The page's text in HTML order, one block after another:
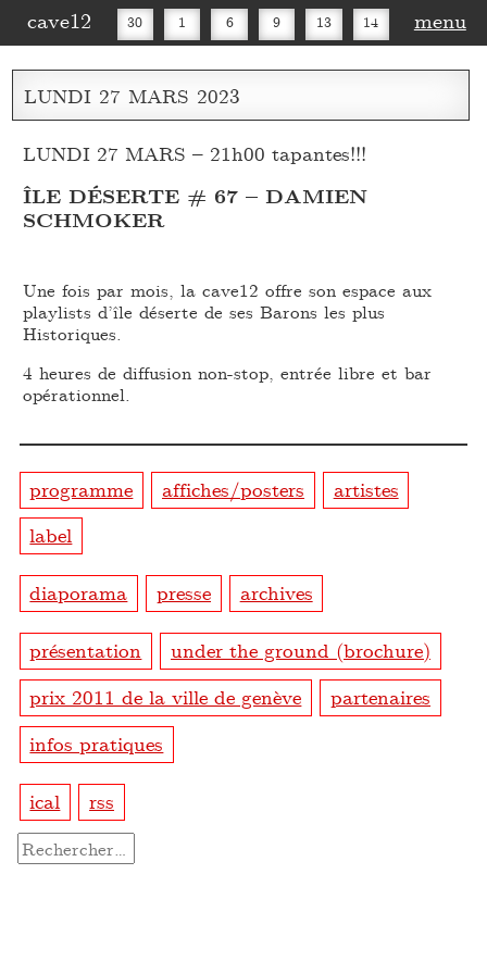
cave12 30 1 6 9 13 14
16 20 27 30
menu
LUNDI 27 MARS 2023
LUNDI 27 MARS – 21h00 tapantes!!!
ÎLE DÉSERTE # 67 – DAMIEN
SCHMOKER
Une fois par mois, la cave12 offre son espace aux
playlists d’île déserte de ses Barons les plus
Historiques.
4 heures de diffusion non-stop, entrée libre et bar
opérationnel.
programme affiches/posters
artistes
label
diaporama presse archives
présentation
under the ground (brochure)
prix 2011 de la ville de genève
partenaires
infos pratiques
ical rss
Rechercher :